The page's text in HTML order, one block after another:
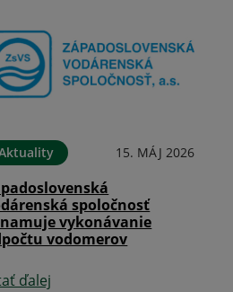
15. MÁJ 2026
spoločnosť
vykonávanie
vodomerov
ďalej